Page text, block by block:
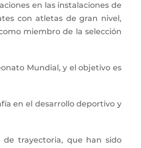
en las instalaciones de
con atletas de gran nivel,
miembro de la selección
Mundial, y el objetivo es
en el desarrollo deportivo y
trayectoria, que han sido